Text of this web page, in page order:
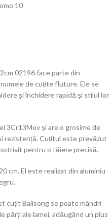
10
02196 face parte din
de cuțite fluture. Ele se
și închidere rapidă și stilul lor
3Cr13Mov și are o grosime de
rezistență. Cuțitul este prevăzut
pentru o tăiere precisă.
cm. El este realizat din aluminiu
cuțit Balisong se poate mândri
părți ale lamei, adăugând un plus